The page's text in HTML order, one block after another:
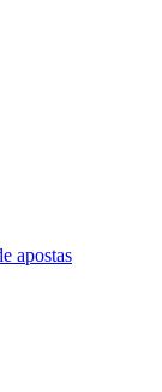
apostas